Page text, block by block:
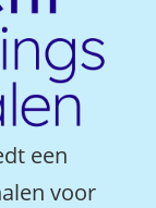
een
voor